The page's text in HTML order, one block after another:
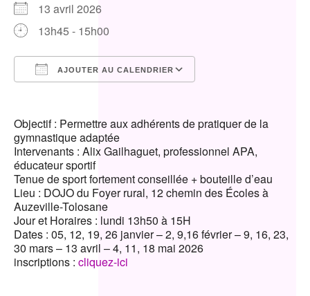
13 avril 2026
13h45 - 15h00
AJOUTER AU CALENDRIER
Objectif : Permettre aux adhérents de pratiquer de la
gymnastique adaptée
Intervenants : Alix Gailhaguet, professionnel APA,
éducateur sportif
Tenue de sport fortement conseillée + bouteille d’eau
Lieu : DOJO du Foyer rural, 12 chemin des Écoles à
Auzeville-Tolosane
Jour et Horaires : lundi 13h50 à 15H
Dates : 05, 12, 19, 26 janvier – 2, 9,16 février – 9, 16, 23,
30 mars – 13 avril – 4, 11, 18 mai 2026
inscriptions : cliquez-ici